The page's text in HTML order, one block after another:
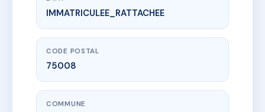
www.vme.plus/AD6207245
SDC 31 BOISSY D'ANGLAS
31 r boissy d'anglas
IMMATRICULEE_RATTACHEE
CODE POSTAL
75008
COMMUNE